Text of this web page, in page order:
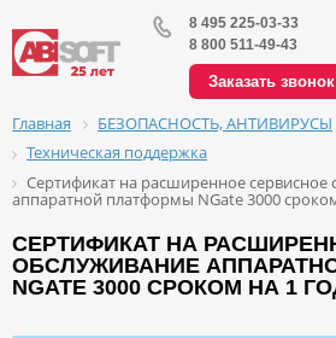
8 495 225-03-33
8 800 511-49-43
Заказать звонок
Главная БЕЗОПАСНОСТЬ, АНТИВИРУСЫ
Техническая поддержка
Сертификат на расширенное сервисное
аппаратной платформы NGate 3000
СЕРТИФИКАТ НА
ОБСЛУЖИВАНИЕ
NGATE 3000 СРОКОМ НА 1